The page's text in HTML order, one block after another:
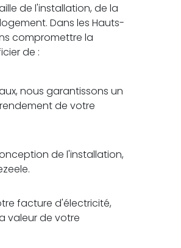
de l'installation, de la
Dans les Hauts-
compromettre la
de :
nous garantissons un
de votre
de l'installation,
facture d'électricité,
valeur de votre